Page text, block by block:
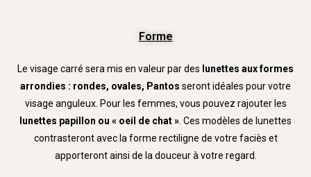
Forme
Le visage carré sera mis en valeur par des lunettes aux formes
arrondies : rondes, ovales, Pantos seront idéales pour votre
visage anguleux. Pour les femmes, vous pouvez rajouter les
lunettes papillon ou « oeil de chat » . Ces modèles de lunettes
contrasteront avec la forme rectiligne de votre faciès et
apporteront ainsi de la douceur à votre regard.